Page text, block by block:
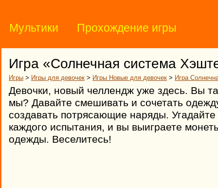
Мультики Прохождение игры
Игра «Солнечная система
Игры > Игры для девочек > Игры Новые для девочек > Игра
Девочки, новый челлендж уже здесь. Вы
мы? Давайте смешивать и сочетать
создавать потрясающие наряды.
каждого испытания, и вы выиграете
одежды. Веселитесь!